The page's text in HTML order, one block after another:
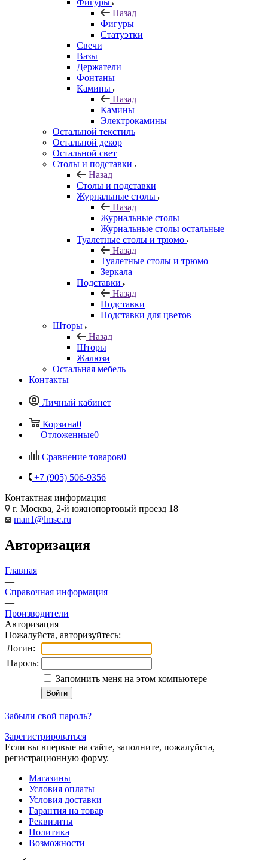
Фигуры
Назад
Фигуры
Статуэтки
Свечи
Вазы
Держатели
Фонтаны
Камины
Назад
Камины
Электрокамины
Остальной текстиль
Остальной декор
Остальной свет
Столы и подставки
Назад
Столы и подставки
Журнальные столы
Назад
Журнальные столы
Журнальные столы остальные
Туалетные столы и трюмо
Назад
Туалетные столы и трюмо
Зеркала
Подставки
Назад
Подставки
Подставки для цветов
Шторы
Назад
Шторы
Жалюзи
Остальная мебель
Контакты
Личный кабинет
Корзина0
Отложенные0
Сравнение товаров0
+7 (905) 506-9356
Контактная информация
г. Москва, 2-й южнопортовый проезд 18
man1@lmsc.ru
Авторизация
Главная
—
Справочная информация
—
Производители
Авторизация
Пожалуйста, авторизуйтесь:
Логин:
Пароль:
Запомнить меня на этом компьютере
Забыли свой пароль?
Зарегистрироваться
Если вы впервые на сайте, заполните, пожалуйста,
регистрационную форму.
Магазины
Условия оплаты
Условия доставки
Гарантия на товар
Реквизиты
Политика
Возможности